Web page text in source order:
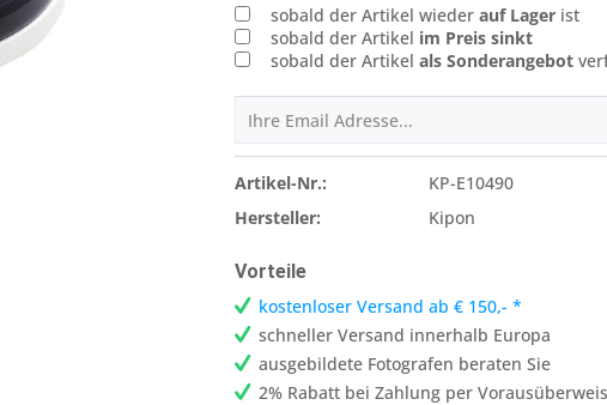
sobald der Artikel wieder auf Lagerist
sobald der Artikel im Preis sinkt
sobald der Artikel als Sonderangebot
Artikel-Nr.:
KP-E10490
Hersteller:
Kipon
Vorteile
kostenloser Versand ab € 150,- *
schneller Versand innerhalb Europa
ausgebildete Fotografen beraten Sie
2% Rabatt bei Zahlung per